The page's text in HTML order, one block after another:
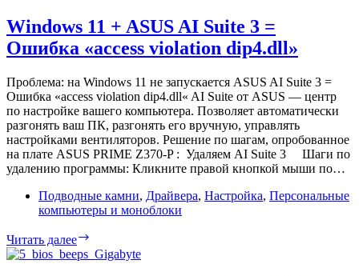
опознает
батарею.
Решение
проблемы.
Windows 11 + ASUS AI Suite 3 =
Ошибка «access violation dip4.dll»
Проблема: на Windows 11 не запускается ASUS AI Suite 3 =
Ошибка «access violation dip4.dll« AI Suite от ASUS — центр
по настройке вашего компьютера. Позволяет автоматически
разгонять ваш ПК, разгонять его вручную, управлять
настройками вентиляторов. Решение по шагам, опробованное
на плате ASUS PRIME Z370-P : Удаляем AI Suite 3 Шаги по
удалению программы: Кликните правой кнопкой мыши по…
Подводные камни, Драйвера, Настройка, Персональные
компьютеры и моноблоки
Читать далее
11